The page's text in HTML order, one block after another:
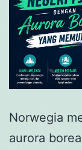
Norwegia
aurora